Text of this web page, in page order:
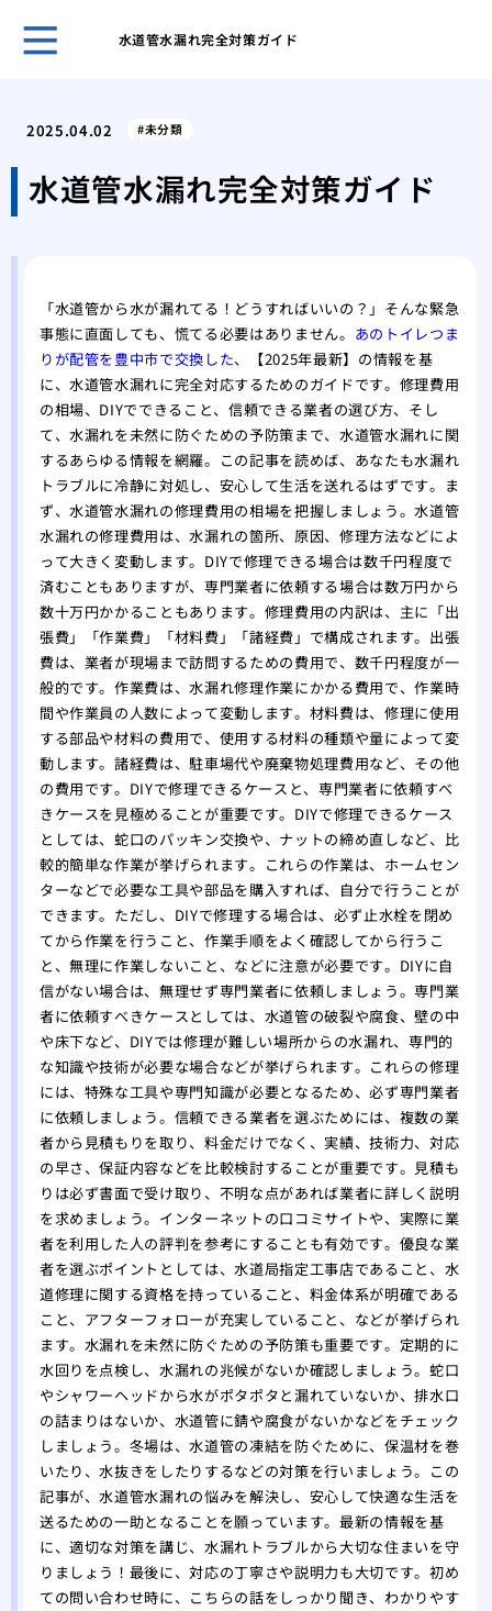
水道管水漏れ完全対策ガイド
性
洗
特
処法
2025.04.02 未分類
水道管水漏れ完全対策ガイド
「水道管から水が漏れてる！どうすればいいの？」そんな緊急
事態に直面しても、慌てる必要はありません。 あのトイレつま
りが配管を豊中市で交換した、【2025年最新】の情報を基
に、水道管水漏れに完全対応するためのガイドです。修理費用
の相場、DIYでできること、信頼できる業者の選び方、そし
て、水漏れを未然に防ぐための予防策まで、水道管水漏れに関
するあらゆる情報を網羅。この記事を読めば、あなたも水漏れ
トラブルに冷静に対処し、安心して生活を送れるはずです。ま
ず、水道管水漏れの修理費用の相場を把握しましょう。水道管
水漏れの修理費用は、水漏れの箇所、原因、修理方法などによ
って大きく変動します。DIYで修理できる場合は数千円程度で
済むこともありますが、専門業者に依頼する場合は数万円から
数十万円かかることもあります。修理費用の内訳は、主に「出
張費」「作業費」「材料費」「諸経費」で構成されます。出張
費は、業者が現場まで訪問するための費用で、数千円程度が一
般的です。作業費は、水漏れ修理作業にかかる費用で、作業時
間や作業員の人数によって変動します。材料費は、修理に使用
する部品や材料の費用で、使用する材料の種類や量によって変
動します。諸経費は、駐車場代や廃棄物処理費用など、その他
の費用です。DIYで修理できるケースと、専門業者に依頼すべ
きケースを見極めることが重要です。DIYで修理できるケース
としては、蛇口のパッキン交換や、ナットの締め直しなど、比
較的簡単な作業が挙げられます。これらの作業は、ホームセン
ターなどで必要な工具や部品を購入すれば、自分で行うことが
できます。ただし、DIYで修理する場合は、必ず止水栓を閉め
てから作業を行うこと、作業手順をよく確認してから行うこ
と、無理に作業しないこと、などに注意が必要です。DIYに自
信がない場合は、無理せず専門業者に依頼しましょう。専門業
者に依頼すべきケースとしては、水道管の破裂や腐食、壁の中
や床下など、DIYでは修理が難しい場所からの水漏れ、専門的
な知識や技術が必要な場合などが挙げられます。これらの修理
には、特殊な工具や専門知識が必要となるため、必ず専門業者
に依頼しましょう。信頼できる業者を選ぶためには、複数の業
者から見積もりを取り、料金だけでなく、実績、技術力、対応
の早さ、保証内容などを比較検討することが重要です。見積も
りは必ず書面で受け取り、不明な点があれば業者に詳しく説明
を求めましょう。インターネットの口コミサイトや、実際に業
者を利用した人の評判を参考にすることも有効です。優良な業
者を選ぶポイントとしては、水道局指定工事店であること、水
道修理に関する資格を持っていること、料金体系が明確である
こと、アフターフォローが充実していること、などが挙げられ
ます。水漏れを未然に防ぐための予防策も重要です。定期的に
水回りを点検し、水漏れの兆候がないか確認しましょう。蛇口
やシャワーヘッドから水がポタポタと漏れていないか、排水口
の詰まりはないか、水道管に錆や腐食がないかなどをチェック
しましょう。冬場は、水道管の凍結を防ぐために、保温材を巻
いたり、水抜きをしたりするなどの対策を行いましょう。この
記事が、水道管水漏れの悩みを解決し、安心して快適な生活を
送るための一助となることを願っています。最新の情報を基
に、適切な対策を講じ、水漏れトラブルから大切な住まいを守
りましょう！最後に、対応の丁寧さや説明力も大切です。初め
ての問い合わせ時に、こちらの話をしっかり聞き、わかりやす